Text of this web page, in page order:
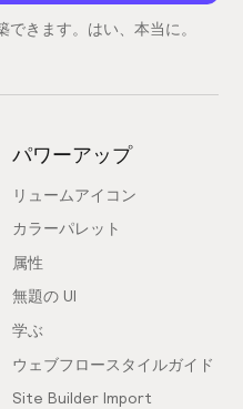
きます。はい、本当に。
パワーアップ
リュームアイコン
カラーパレット
属性
無題の UI
学ぶ
ウェブフロースタイルガイド
Site Builder Import